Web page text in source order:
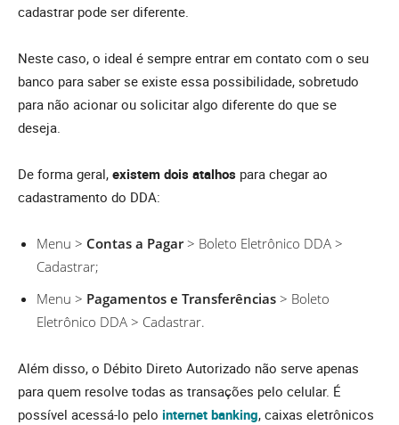
cadastrar pode ser diferente.
Neste caso, o ideal é sempre entrar em contato com o seu
banco para saber se existe essa possibilidade, sobretudo
para não acionar ou solicitar algo diferente do que se
deseja.
De forma geral, existem dois atalhos para chegar ao
cadastramento do DDA:
Menu > Contas a Pagar> Boleto Eletrônico DDA >
Cadastrar;
Menu > Pagamentos e Transferências > Boleto
Eletrônico DDA > Cadastrar.
Além disso, o Débito Direto Autorizado não serve apenas
para quem resolve todas as transações pelo celular. É
possível acessá-lo pelo internet banking, caixas eletrônicos